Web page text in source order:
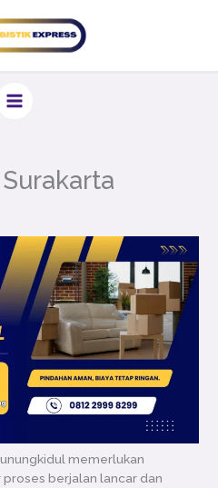
memerlukan
berjalan lancar dan